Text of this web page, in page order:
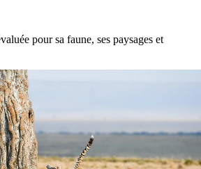
pour sa faune, ses paysages et